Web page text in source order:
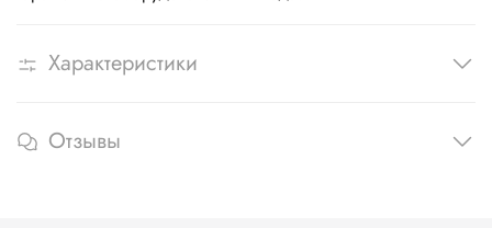
Характеристики
Отзывы